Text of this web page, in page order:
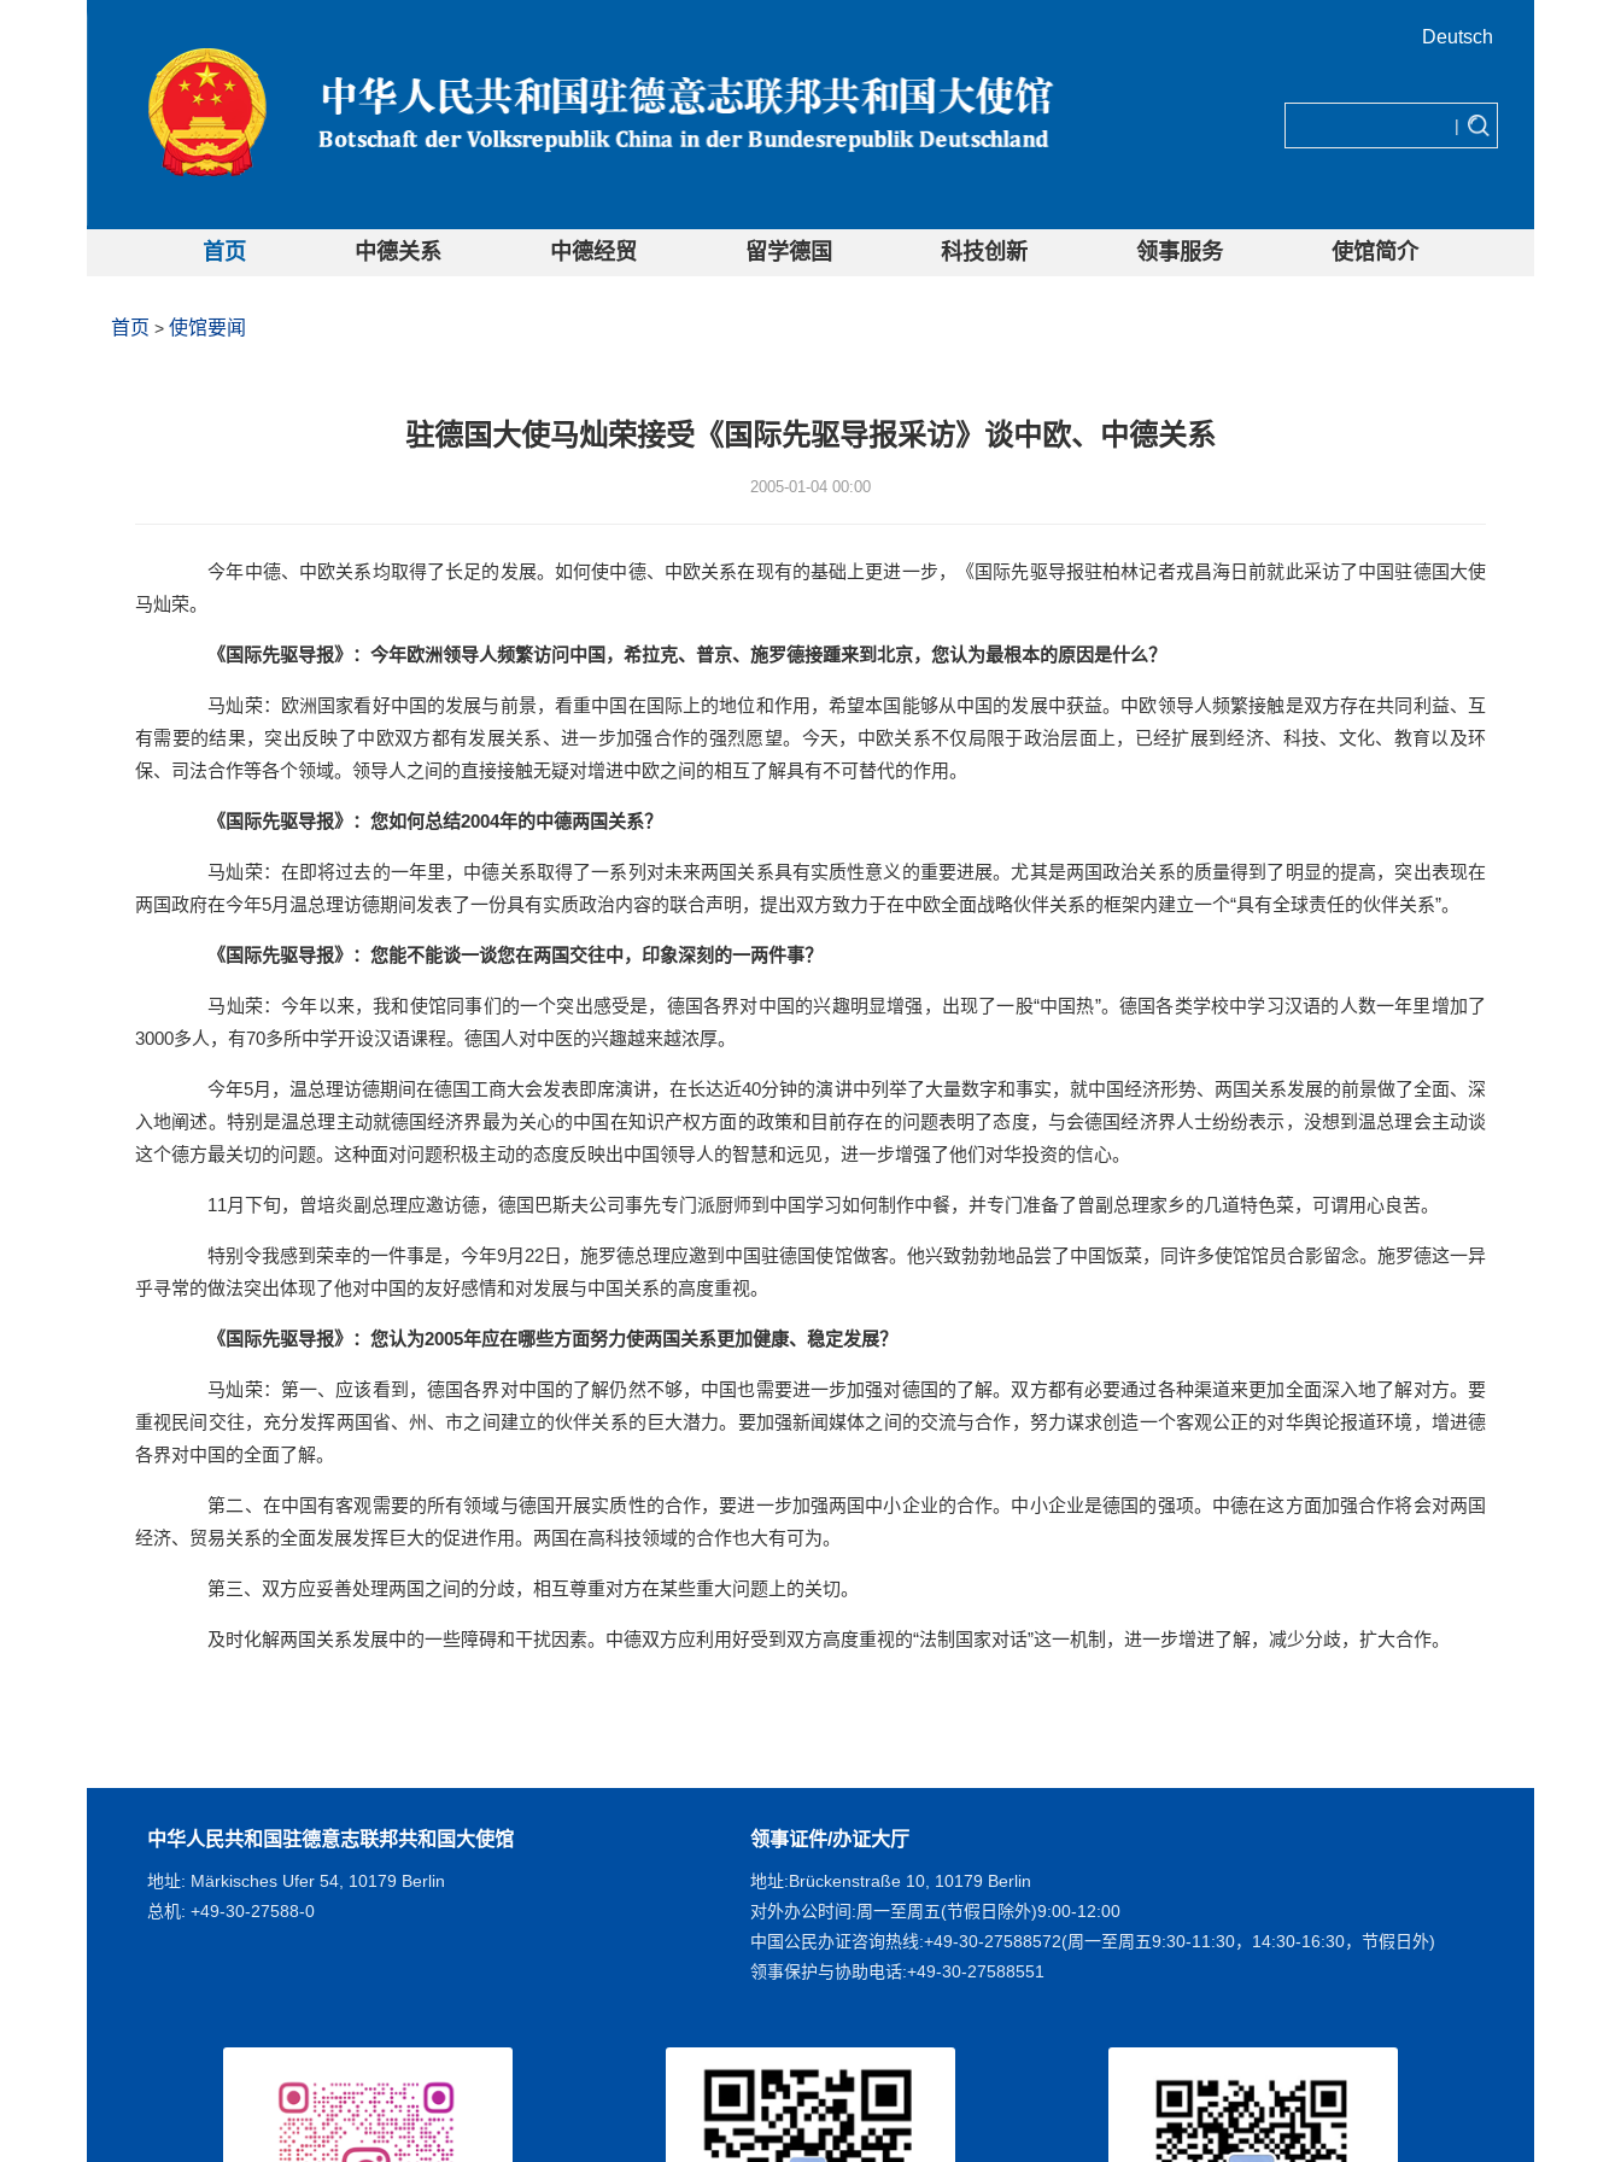
Deutsch
|
首页 中德关系 中德经贸 留学德国 科技创新 领事服务 使馆简介
首页 > 使馆要闻
驻德国大使马灿荣接受《国际先驱导报采访》谈中欧、中德关系
2005-01-04 00:00
今年中德、中欧关系均取得了长足的发展。如何使中德、中欧关系在现有的基础上更进一步，《国际先驱导报驻柏林记者戎昌海日前就此采访了中国驻德国大使
马灿荣。
《国际先驱导报》：今年欧洲领导人频繁访问中国，希拉克、普京、施罗德接踵来到北京，您认为最根本的原因是什么？
马灿荣：欧洲国家看好中国的发展与前景，看重中国在国际上的地位和作用，希望本国能够从中国的发展中获益。中欧领导人频繁接触是双方存在共同利益、互
有需要的结果，突出反映了中欧双方都有发展关系、进一步加强合作的强烈愿望。今天，中欧关系不仅局限于政治层面上，已经扩展到经济、科技、文化、教育以及环
保、司法合作等各个领域。领导人之间的直接接触无疑对增进中欧之间的相互了解具有不可替代的作用。
《国际先驱导报》：您如何总结2004年的中德两国关系？
马灿荣：在即将过去的一年里，中德关系取得了一系列对未来两国关系具有实质性意义的重要进展。尤其是两国政治关系的质量得到了明显的提高，突出表现在
两国政府在今年5月温总理访德期间发表了一份具有实质政治内容的联合声明，提出双方致力于在中欧全面战略伙伴关系的框架内建立一个“具有全球责任的伙伴关系”。
《国际先驱导报》：您能不能谈一谈您在两国交往中，印象深刻的一两件事？
马灿荣：今年以来，我和使馆同事们的一个突出感受是，德国各界对中国的兴趣明显增强，出现了一股“中国热”。德国各类学校中学习汉语的人数一年里增加了
3000多人，有70多所中学开设汉语课程。德国人对中医的兴趣越来越浓厚。
今年5月，温总理访德期间在德国工商大会发表即席演讲，在长达近40分钟的演讲中列举了大量数字和事实，就中国经济形势、两国关系发展的前景做了全面、深
入地阐述。特别是温总理主动就德国经济界最为关心的中国在知识产权方面的政策和目前存在的问题表明了态度，与会德国经济界人士纷纷表示，没想到温总理会主动谈
这个德方最关切的问题。这种面对问题积极主动的态度反映出中国领导人的智慧和远见，进一步增强了他们对华投资的信心。
11月下旬，曾培炎副总理应邀访德，德国巴斯夫公司事先专门派厨师到中国学习如何制作中餐，并专门准备了曾副总理家乡的几道特色菜，可谓用心良苦。
特别令我感到荣幸的一件事是，今年9月22日，施罗德总理应邀到中国驻德国使馆做客。他兴致勃勃地品尝了中国饭菜，同许多使馆馆员合影留念。施罗德这一异
乎寻常的做法突出体现了他对中国的友好感情和对发展与中国关系的高度重视。
《国际先驱导报》：您认为2005年应在哪些方面努力使两国关系更加健康、稳定发展？
马灿荣：第一、应该看到，德国各界对中国的了解仍然不够，中国也需要进一步加强对德国的了解。双方都有必要通过各种渠道来更加全面深入地了解对方。要
重视民间交往，充分发挥两国省、州、市之间建立的伙伴关系的巨大潜力。要加强新闻媒体之间的交流与合作，努力谋求创造一个客观公正的对华舆论报道环境，增进德
各界对中国的全面了解。
第二、在中国有客观需要的所有领域与德国开展实质性的合作，要进一步加强两国中小企业的合作。中小企业是德国的强项。中德在这方面加强合作将会对两国
经济、贸易关系的全面发展发挥巨大的促进作用。两国在高科技领域的合作也大有可为。
第三、双方应妥善处理两国之间的分歧，相互尊重对方在某些重大问题上的关切。
及时化解两国关系发展中的一些障碍和干扰因素。中德双方应利用好受到双方高度重视的“法制国家对话”这一机制，进一步增进了解，减少分歧，扩大合作。
中华人民共和国驻德意志联邦共和国大使馆
地址: Märkisches Ufer 54, 10179 Berlin
总机: +49-30-27588-0
领事证件/办证大厅
地址:Brückenstraße 10, 10179 Berlin
对外办公时间:周一至周五(节假日除外)9:00-12:00
中国公民办证咨询热线:+49-30-27588572(周一至周五9:30-11:30，14:30-16:30，节假日外)
领事保护与协助电话:+49-30-27588551